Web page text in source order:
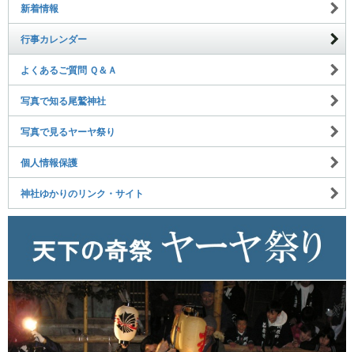
新着情報
行事カレンダー
よくあるご質問 Ｑ＆Ａ
写真で知る尾鷲神社
写真で見るヤーヤ祭り
個人情報保護
神社ゆかりのリンク・サイト